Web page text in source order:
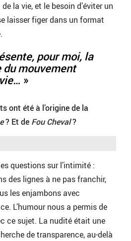
la vie, et le besoin d’éviter un
laisser figer dans un format
pour moi, la
mouvement
»
ont été à l’origine de la
? Et de Fou Cheval?
questions sur l’intimité :
des lignes à ne pas franchir,
les enjambons avec
L’humour nous a permis de
ce sujet. La nudité était une
de transparence, au-delà